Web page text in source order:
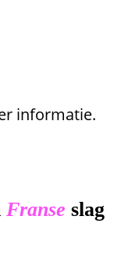
informatie.
Franse slag